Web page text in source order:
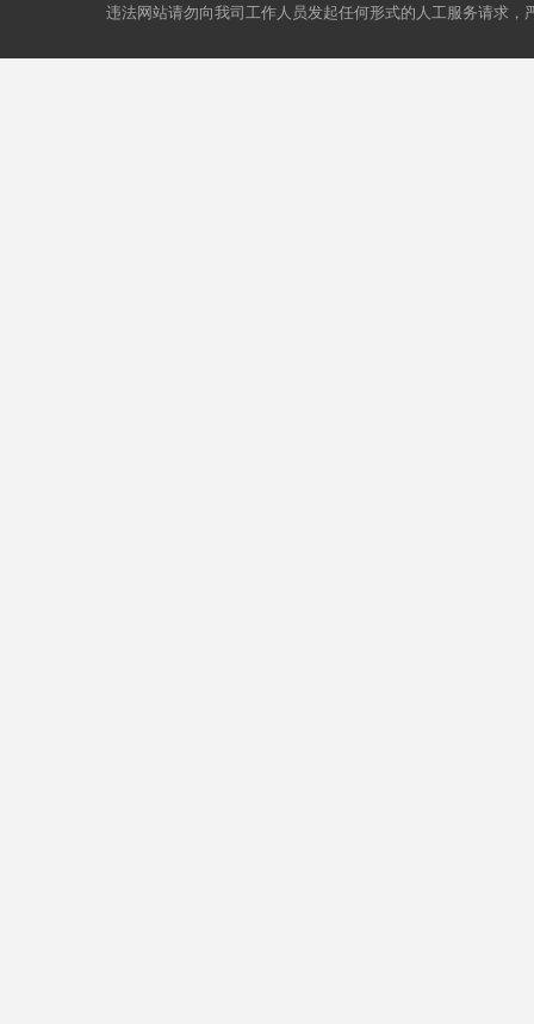
违法网站请勿向我司工作人员发起任何形式的人工服务请求，